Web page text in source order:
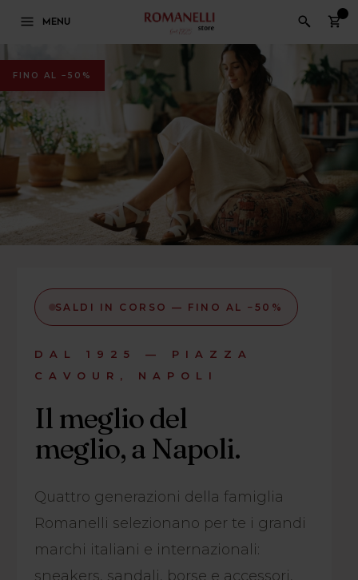
MENU
FINO AL −50%
SALDI IN CORSO — FINO AL −50%
DAL 1925 — PIAZZA
CAVOUR, NAPOLI
Il meglio del
meglio, a Napoli.
Quattro generazioni della famiglia
Romanelli selezionano per te i grandi
marchi italiani e internazionali:
sneakers, sandali, borse e accessori,